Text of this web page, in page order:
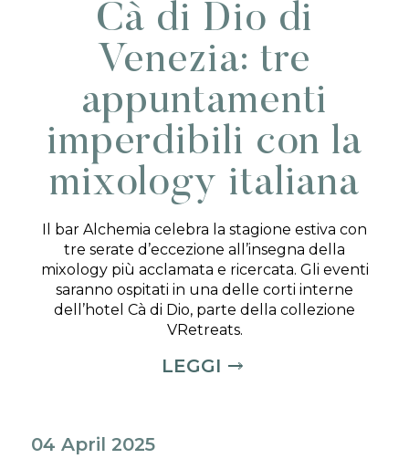
Cà di Dio di
Venezia: tre
appuntamenti
imperdibili con la
mixology italiana
Il bar Alchemia celebra la stagione estiva con
tre serate d’eccezione all’insegna della
mixology più acclamata e ricercata. Gli eventi
saranno ospitati in una delle corti interne
dell’hotel Cà di Dio, parte della collezione
VRetreats.
LEGGI
04 April 2025